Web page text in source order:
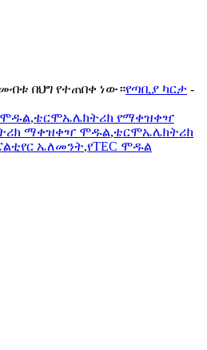
መብቱ በህግ የተጠበቀ ነው።የጣቢያ ካርታ -
,ቴርሞኤሌክትሪክ የማቀዝቀዣ
ማቀዝቀዣ ሞዱል,ቴርሞኤሌክትሪክ
ኤለመንት,የTEC ሞዱል